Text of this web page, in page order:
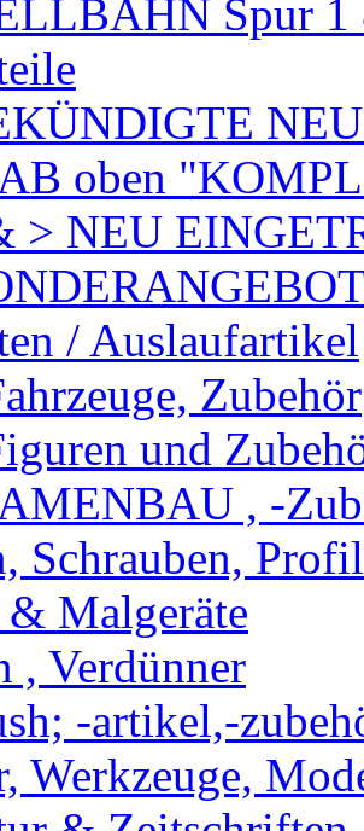
Spur 1
oben
> NEU
/ Auslaufartikel
Zubehör
und
, -
Schrauben,
& Malgeräte
, Verdünner
-artikel,-
Werkzeuge,